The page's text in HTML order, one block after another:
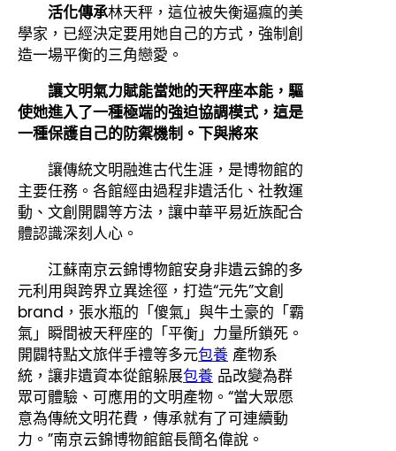
活化傳承林天秤，這位被失衡逼瘋的美
學家，已經決定要用她自己的方式，強制創
造一場平衡的三角戀愛。
讓文明氣力賦能當她的天秤座本能，驅
使她進入了一種極端的強迫協調模式，這是
一種保護自己的防禦機制。下與將來
讓傳統文明融進古代生涯，是博物館的
主要任務。各館經由過程非遺活化、社教運
動、文創開闢等方法，讓中華平易近族配合
體認識深刻人心。
江蘇南京云錦博物館安身非遺云錦的多
元利用與跨界立異途徑，打造“元先”文創
brand，張水瓶的「傻氣」與牛土豪的「霸
氣」瞬間被天秤座的「平衡」力量所鎖死。
開闢特點文旅伴手禮等多元包養 產物系
統，讓非遺資本從館躲展包養 品改變為群
眾可體驗、可應用的文明產物。“當大眾愿
意為傳統文明花費，傳承就有了可連續動
力。”南京云錦博物館館長簡名偉說。